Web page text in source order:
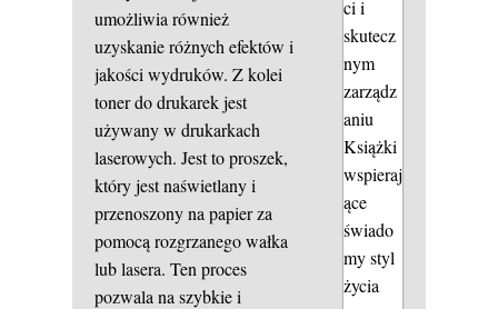
umożliwia również
uzyskanie różnych efektów i
jakości wydruków. Z kolei
toner do drukarek jest
używany w drukarkach
laserowych. Jest to proszek,
który jest naświetlany i
przenoszony na papier za
pomocą rozgrzanego wałka
lub lasera. Ten proces
pozwala na szybkie i
ci i
skutecz
nym
zarządz
aniu
Książki
wspieraj
ące
świado
my styl
życia